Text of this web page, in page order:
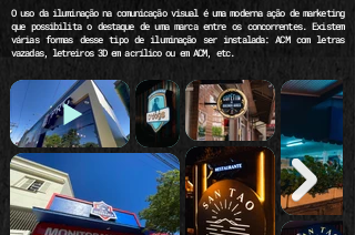
O uso da iluminação na comunicação visual é uma moderna ação de marketing
que possibilita o destaque de uma marca entre os concorrentes. Existem
várias formas desse tipo de iluminação ser instalada: ACM com letras
vazadas, letreiros 3D em acrílico ou em ACM, etc.